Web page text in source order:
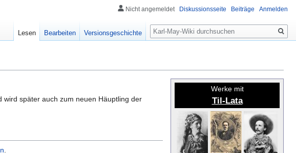
Werke mit
Til-Lata
wird später auch zum neuen Häuptling der
.
Nicht angemeldet Diskussionsseite Beiträge Anmelden
Lesen Bearbeiten Versionsgeschichte
Suche